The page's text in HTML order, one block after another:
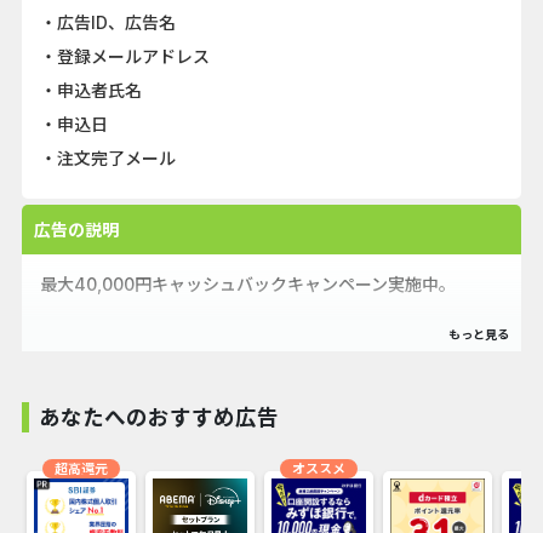
・広告ID、広告名
・登録メールアドレス
・申込者氏名
・申込日
・注文完了メール
広告の説明
最大40,000円キャッシュバックキャンペーン実施中。
『PLAIO WiMAX（プレイオワイマックス）』のプログラム
乗り換えなら最大40,000円キャッシュバック。
あなたへのおすすめ広告
超高還元 オススメ